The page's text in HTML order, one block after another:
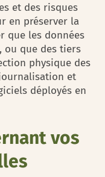
et des risques
en préserver la
que les données
ou que des tiers
physique des
et
déployés en
vos